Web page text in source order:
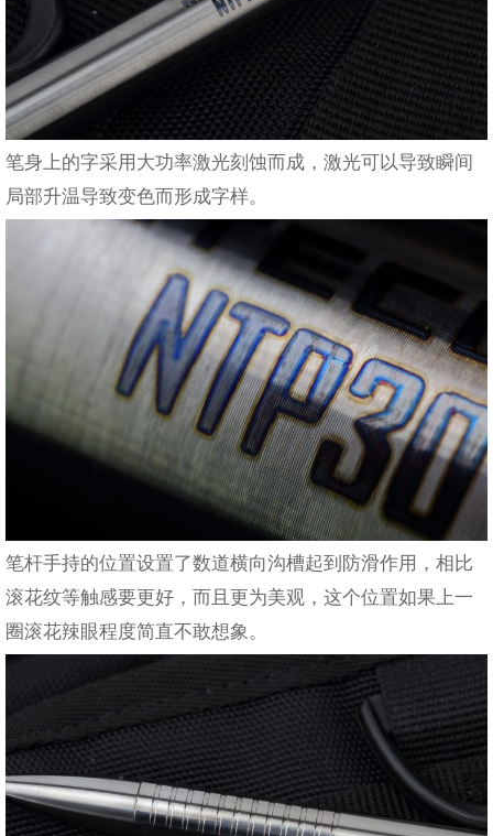
笔身上的字采用大功率激光刻蚀而成，激光可以导致瞬间
局部升温导致变色而形成字样。
笔杆手持的位置设置了数道横向沟槽起到防滑作用，相比
滚花纹等触感要更好，而且更为美观，这个位置如果上一
圈滚花辣眼程度简直不敢想象。